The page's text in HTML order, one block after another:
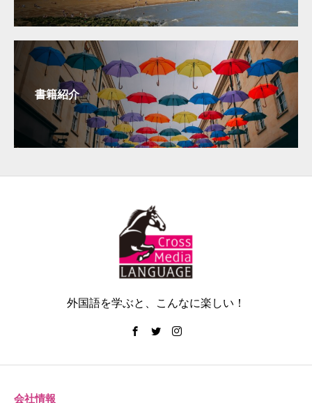
書籍紹介
外国語を学ぶと、こんなに楽しい！
会社情報